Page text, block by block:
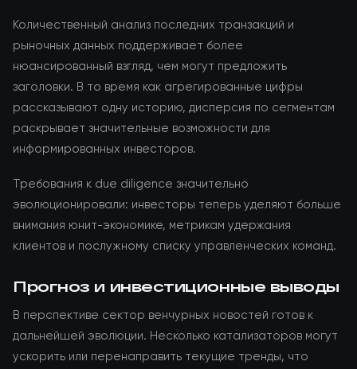
Количественный анализ последних транзакций и
рыночных данных поддерживает более
нюансированный взгляд, чем могут предложить
заголовки. В то время как агрегированные цифры
рассказывают одну историю, дисперсия по сегментам
раскрывает значительные возможности для
информированных инвесторов.
Требования к due diligence значительно
эволюционировали: инвесторы теперь уделяют больше
внимания юнит-экономике, метрикам удержания
клиентов и послужному списку управленческих команд.
Прогноз и инвестиционные выводы
В перспективе сектор венчурных новостей готов к
дальнейшей эволюции. Несколько катализаторов могут
ускорить или перенаправить текущие тренды, что